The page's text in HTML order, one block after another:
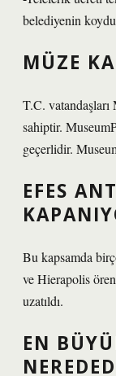
belediyenin
MÜZE
T.C.
sahiptir.
geçerlidir.
EFES
Bu kapsamda
ve Hierapolis
uzatıldı.
EN